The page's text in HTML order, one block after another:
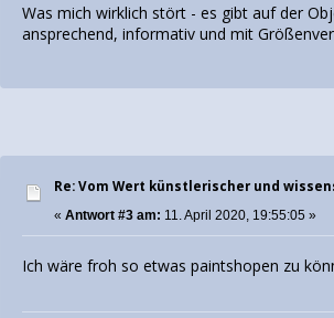
Was mich wirklich stört - es gibt auf der
ansprechend, informativ und mit
Re: Vom Wert künstlerischer und
«Antwort #3 am: 11. April 2020, 19:55:05 »
Ich wäre froh so etwas paintshopen zu